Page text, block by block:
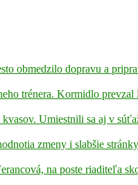
obmedzilo dopravu a
trénera. Kormidlo prevzal
Umiestnili sa aj v
zmeny i slabšie
na poste riaditeľa